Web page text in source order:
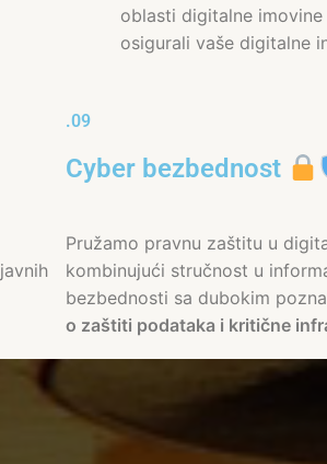
oblasti digitalne
osigurali vaše digitalne
.09
Cyber bezbednost
Pružamo pravnu zaštitu u
kombinujući stručnost u
bezbednosti sa dubokim
o zaštiti podataka i kritične